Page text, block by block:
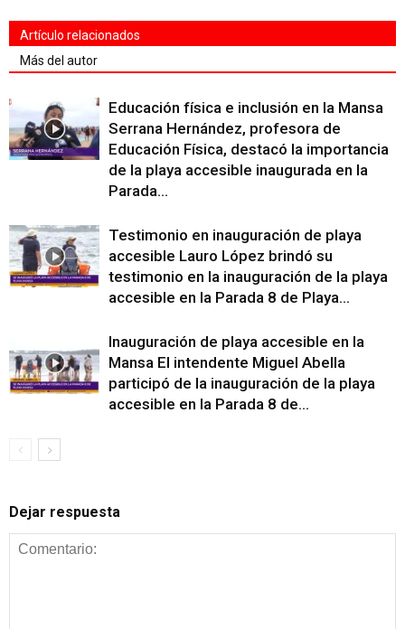
Artículo relacionados
Más del autor
Educación física e inclusión en la Mansa
Serrana Hernández, profesora de
Educación Física, destacó la importancia
de la playa accesible inaugurada en la
Parada...
Testimonio en inauguración de playa
accesible Lauro López brindó su
testimonio en la inauguración de la playa
accesible en la Parada 8 de Playa...
Inauguración de playa accesible en la
Mansa El intendente Miguel Abella
participó de la inauguración de la playa
accesible en la Parada 8 de...
Dejar respuesta